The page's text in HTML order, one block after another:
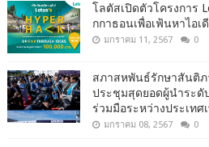
โลตัสเปิดตัวโครงการ
กกาธอนเพื่อเฟ้นหาไอเ
มกราคม 11, 2567 0
สภาสหพันธ์รักษาสันติภ
ประชุมสุดยอดผู้นำระดั
ร่วมมือระหว่างประเท
มกราคม 08, 2567 0